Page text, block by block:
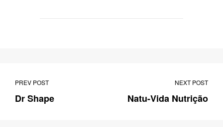
PREV POST
Dr Shape
NEXT POST
Natu-Vida Nutrição